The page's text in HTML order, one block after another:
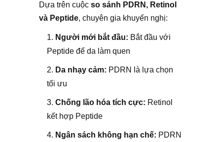
Dựa trên cuộc so sánh PDRN, Retinol
và Peptide, chuyên gia khuyến nghị:
Người mới bắt đầu: Bắt đầu với
Peptide để da làm quen
Da nhạy cảm: PDRN là lựa chọn
tối ưu
Chống lão hóa tích cực: Retinol
kết hợp Peptide
Ngân sách không hạn chế: PDRN